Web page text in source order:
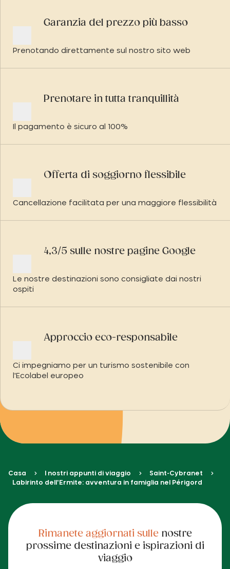
Garanzia del prezzo più basso
Prenotando direttamente sul nostro sito web
Prenotare in tutta tranquillità
Il pagamento è sicuro al 100%
Offerta di soggiorno flessibile
Cancellazione facilitata per una maggiore flessibilità
4,3/5 sulle nostre pagine Google
Le nostre destinazioni sono consigliate dai nostri
ospiti
Approccio eco-responsabile
Ci impegniamo per un turismo sostenibile con
l'Ecolabel europeo
Casa I nostri appunti di viaggio
Saint-Cybranet
Labirinto dell'Ermite: avventura in famiglia nel Périgord
Rimanete aggiornati sullenostre
prossime destinazioni e ispirazioni di
viaggio